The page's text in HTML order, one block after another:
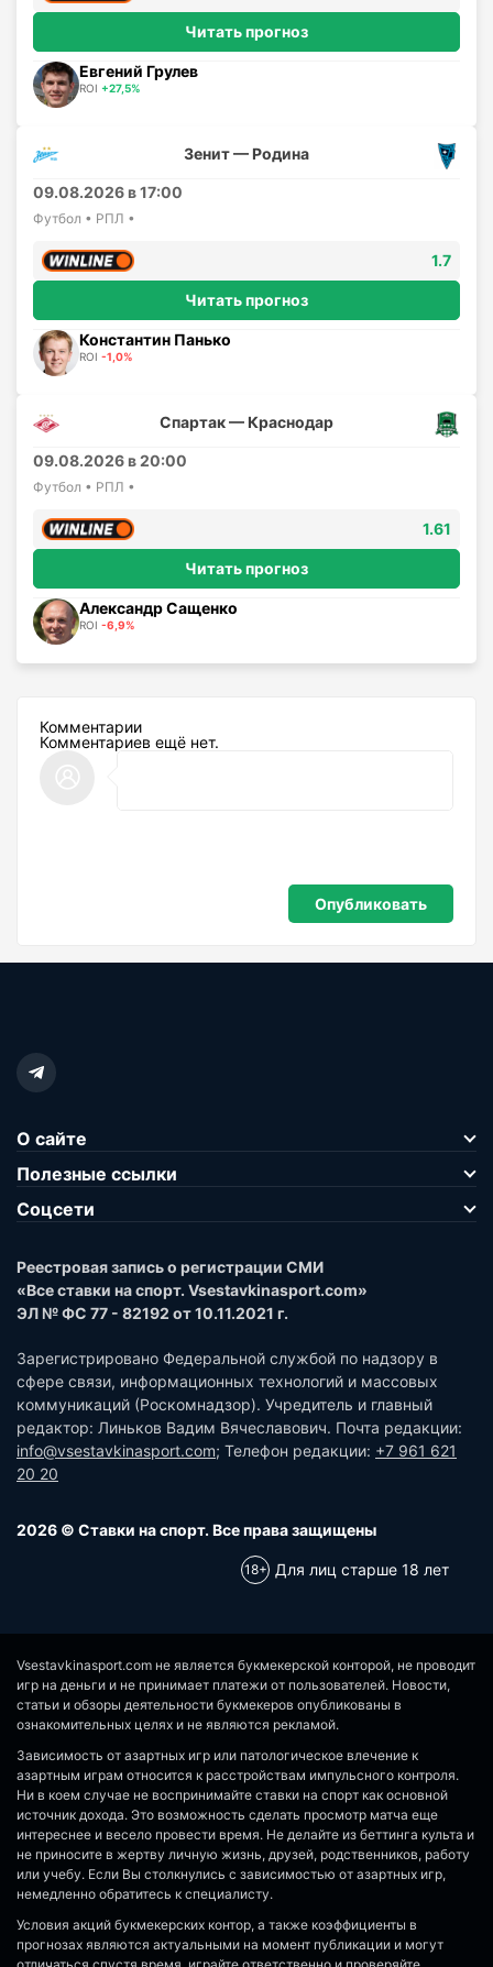
Читать прогноз
Евгений Грулев
ROI +27,5%
Зенит — Родина
09.08.2026 в 17:00
Футбол • РПЛ •
1.7
Читать прогноз
Константин Панько
ROI -1,0%
Спартак — Краснодар
09.08.2026 в 20:00
Футбол • РПЛ •
1.61
Читать прогноз
Александр Сащенко
ROI -6,9%
Комментарии
Комментариев ещё нет.
О сайте
Полезные ссылки
Соцсети
Реестровая запись о регистрации СМИ
«Все ставки на спорт. Vsestavkinasport.com»
ЭЛ № ФС 77 - 82192 от 10.11.2021 г.
Зарегистрировано Федеральной службой по надзору в
сфере связи, информационных технологий и массовых
коммуникаций (Роскомнадзор). Учредитель и главный
редактор: Линьков Вадим Вячеславович. Почта редакции:
info@vsestavkinasport.com; Телефон редакции: +7 961 621
20 20
2026 © Ставки на спорт. Все права защищены
Для лиц старше 18 лет
Vsestavkinasport.com не является букмекерской конторой, не проводит
игр на деньги и не принимает платежи от пользователей. Новости,
статьи и обзоры деятельности букмекеров опубликованы в
ознакомительных целях и не являются рекламой.
Зависимость от азартных игр или патологическое влечение к
азартным играм относится к расстройствам импульсного контроля.
Ни в коем случае не воспринимайте ставки на спорт как основной
источник дохода. Это возможность сделать просмотр матча еще
интереснее и весело провести время. Не делайте из беттинга культа и
не приносите в жертву личную жизнь, друзей, родственников, работу
или учебу. Если Вы столкнулись с зависимостью от азартных игр,
немедленно обратитесь к специалисту.
Условия акций букмекерских контор, а также коэффициенты в
прогнозах являются актуальными на момент публикации и могут